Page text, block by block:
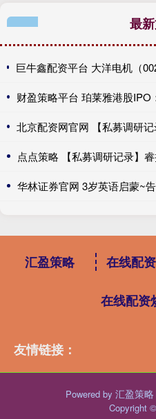
最
点点策略 【私募调研记录】
华林证券官网 3岁英语启蒙~
汇盈策略 在线配资
在线配资
友情链接：
Powered by 汇盈策略
Copyright